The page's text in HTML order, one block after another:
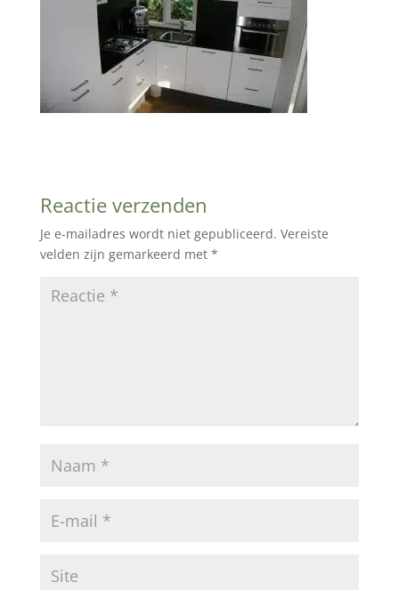
Reactie verzenden
Je e-mailadres wordt niet gepubliceerd. Vereiste
velden zijn gemarkeerd met *